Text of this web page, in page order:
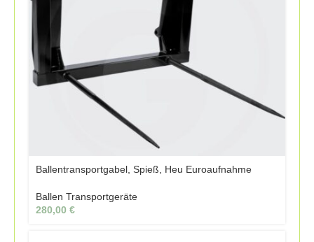
Ballentransportgabel, Spieß, Heu Euroaufnahme
Ballen Transportgeräte
280,00 €